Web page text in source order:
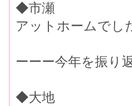
◆市瀬
アットホームでし
ーーー今年を振り
◆大地